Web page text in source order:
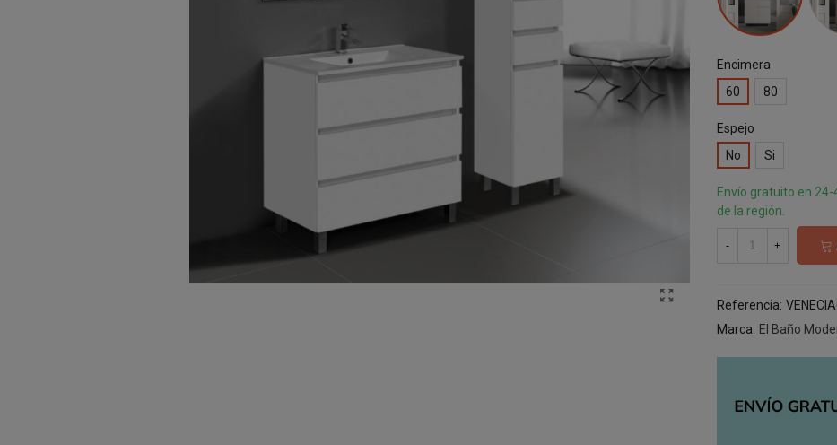
Encimera
60
80
Espejo
No
Si
Envío gratuito en
de la región.
- +
Referencia:
Marca: El Baño